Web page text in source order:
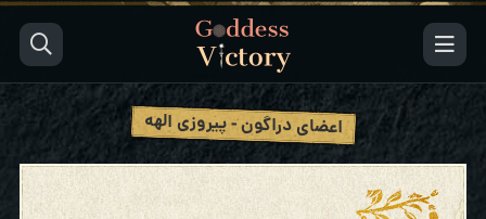
اعضای دراگون - پیروزی الهه